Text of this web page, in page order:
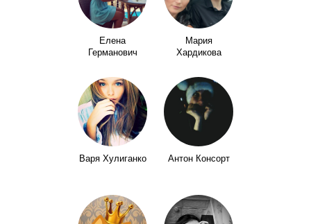
Елена
Германович
Мария
Хардикова
Варя Хулиганко Антон Консорт